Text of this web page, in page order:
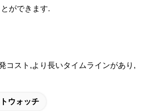
ができます.
コスト,より長いタイムラインがあり,
ウォッチ